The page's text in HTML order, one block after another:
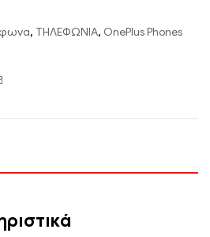
, ΤΗΛΕΦΩΝΙΑ, OnePlus Phones
Email